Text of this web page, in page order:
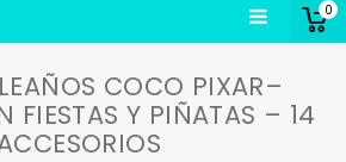
0
COCO PIXAR–
FIESTAS Y PIÑATAS – 14